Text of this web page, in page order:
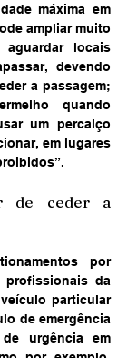
máxima em
ampliar muito
locais
devendo
a passagem;
quando
um percalço
em lugares
de ceder a
por
da
particular
de emergência
urgência em